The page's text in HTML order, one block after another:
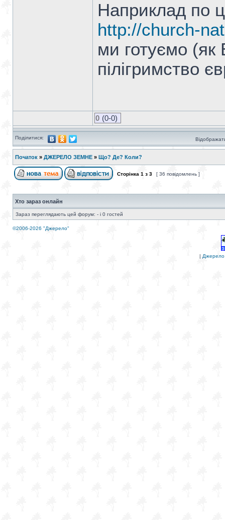
Наприклад по
http://church-
ми готуємо (як
пілігримство
0 (0-0)
Поділитися:
Початок » ДЖЕРЕЛО ЗЕМНЕ » Що? Де? Коли?
Сторінка 1 з 3 [ 36 повідомлень ]
Хто зараз онлайн
Зараз переглядають цей форум: - і 0 гостей
©2006-2026 "Джерело"
| Джерело